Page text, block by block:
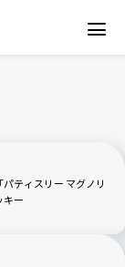
ティスリー マグノリ
キー